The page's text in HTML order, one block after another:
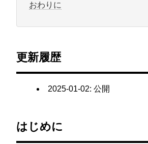
おわりに
更新履歴
2025-01-02: 公開
はじめに